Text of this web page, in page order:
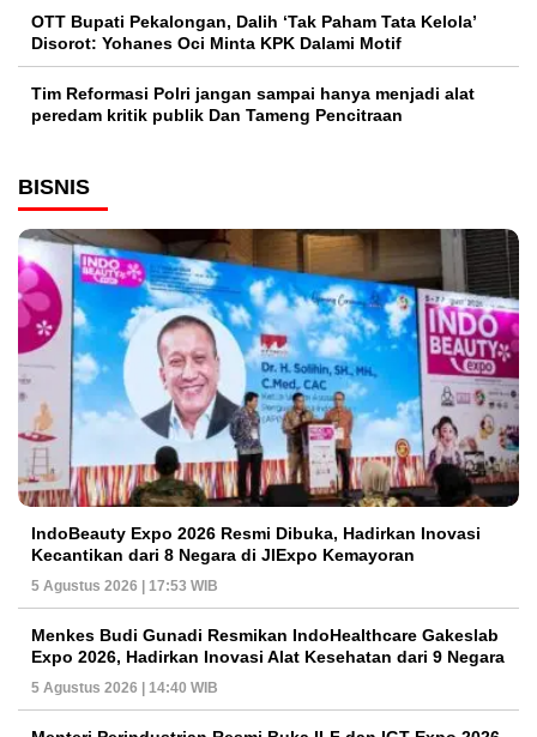
OTT Bupati Pekalongan, Dalih ‘Tak Paham Tata Kelola’
Disorot: Yohanes Oci Minta KPK Dalami Motif
Tim Reformasi Polri jangan sampai hanya menjadi alat
peredam kritik publik Dan Tameng Pencitraan
BISNIS
IndoBeauty Expo 2026 Resmi Dibuka, Hadirkan Inovasi
Kecantikan dari 8 Negara di JIExpo Kemayoran
5 Agustus 2026 | 17:53 WIB
Menkes Budi Gunadi Resmikan IndoHealthcare Gakeslab
Expo 2026, Hadirkan Inovasi Alat Kesehatan dari 9 Negara
5 Agustus 2026 | 14:40 WIB